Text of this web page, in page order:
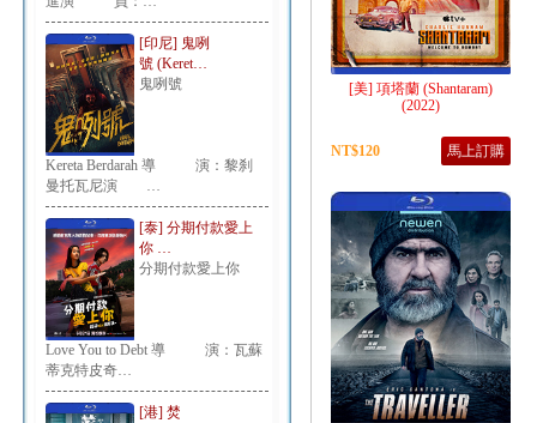
[印尼] 鬼咧
號 (Keret…
鬼咧號
Kereta Berdarah 導 演：黎刹
曼托瓦尼演 …
[泰] 分期付款愛上
你 …
分期付款愛上你
Love You to Debt 導 演：瓦蘇
蒂克特皮奇…
[港] 焚
[美] 項塔蘭 (Shantaram)
(2022)
NT$120 馬上訂購